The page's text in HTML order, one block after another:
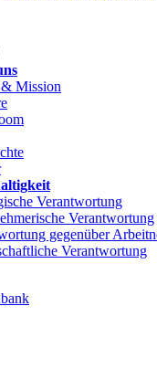
Mission
Verantwortung
Verantwortung
gegenüber
Verantwortung